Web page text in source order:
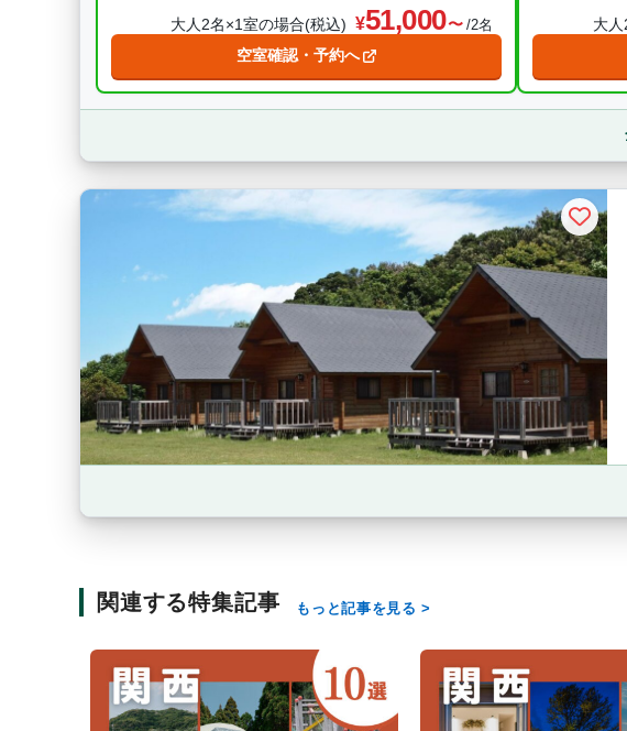
大人2名×1室の場合(税込) 51,000 /2名
空室確認・予約へ
大
関連する特集記事 もっと記事を見る